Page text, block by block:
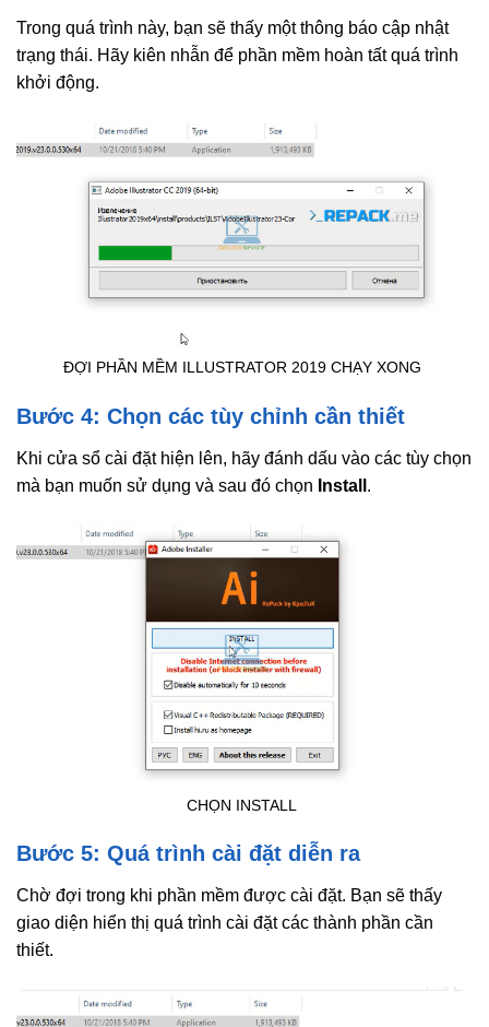
Trong quá trình này, bạn sẽ thấy một thông báo cập nhật
trạng thái. Hãy kiên nhẫn để phần mềm hoàn tất quá trình
khởi động.
ĐỢI PHẦN MỀM ILLUSTRATOR 2019 CHẠY XONG
Bước 4: Chọn các tùy chỉnh cần thiết
Khi cửa sổ cài đặt hiện lên, hãy đánh dấu vào các tùy chọn
mà bạn muốn sử dụng và sau đó chọn Install .
CHỌN INSTALL
Bước 5: Quá trình cài đặt diễn ra
Chờ đợi trong khi phần mềm được cài đặt. Bạn sẽ thấy
giao diện hiển thị quá trình cài đặt các thành phần cần
thiết.